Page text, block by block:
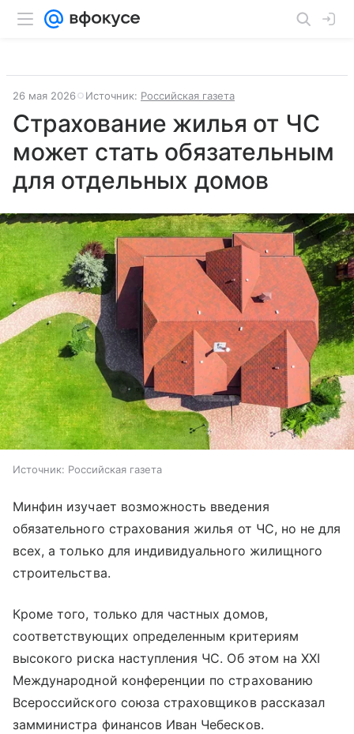
26 мая 2026 Источник: Российская газета
Страхование жилья от ЧС
может стать обязательным
для отдельных домов
Источник: Российская газета
Минфин изучает возможность введения
обязательного страхования жилья от ЧС, но не для
всех, а только для индивидуального жилищного
строительства.
Кроме того, только для частных домов,
соответствующих определенным критериям
высокого риска наступления ЧС. Об этом на XXI
Международной конференции по страхованию
Всероссийского союза страховщиков рассказал
замминистра финансов Иван Чебесков.